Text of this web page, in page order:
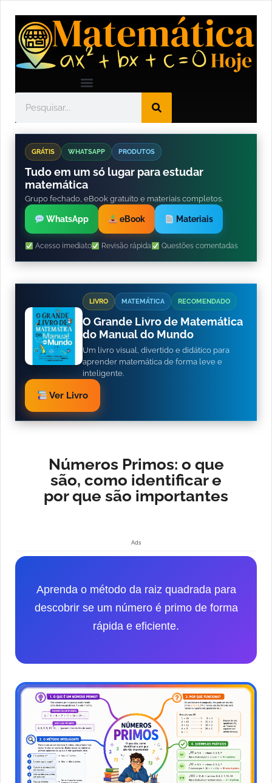
GRÁTIS WHATSAPP PRODUTOS
Tudo em um só lugar para estudar
matemática
Grupo fechado, eBook gratuito e materiais completos.
WhatsApp eBook Materiais
Acesso imediato Revisão rápida Questões comentadas
LIVRO MATEMÁTICA RECOMENDADO
O Grande Livro de Matemática
do Manual do Mundo
Um livro visual, divertido e didático para
aprender matemática de forma leve e
inteligente.
Ver Livro
Números Primos: o que
são, como identificar e
por que são importantes
Ads
Aprenda o método da raiz quadrada para
descobrir se um número é primo de forma
rápida e eficiente.